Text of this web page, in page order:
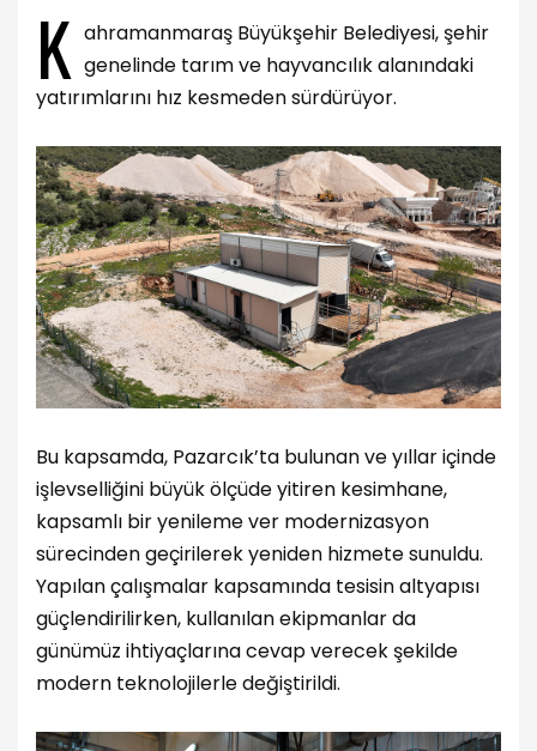
K ahramanmaraş Büyükşehir Belediyesi, şehir
genelinde tarım ve hayvancılık alanındaki
yatırımlarını hız kesmeden sürdürüyor.
Bu kapsamda, Pazarcık’ta bulunan ve yıllar içinde
işlevselliğini büyük ölçüde yitiren kesimhane,
kapsamlı bir yenileme ver modernizasyon
sürecinden geçirilerek yeniden hizmete sunuldu.
Yapılan çalışmalar kapsamında tesisin altyapısı
güçlendirilirken, kullanılan ekipmanlar da
günümüz ihtiyaçlarına cevap verecek şekilde
modern teknolojilerle değiştirildi.